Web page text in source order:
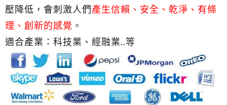
壓降低，會刺激人們產生信賴、安全、乾淨、有條
理、創新的感覺 。
適合產業：科技業、經融業..等